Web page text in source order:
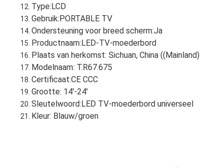
Type:LCD
Gebruik:PORTABLE TV
Ondersteuning voor breed scherm:Ja
Productnaam:LED-TV-moederbord
Plaats van herkomst: Sichuan, China ((Mainland)
Modelnaam: T.R67.675
Certificaat:CE CCC
Grootte: 14'-24'
Sleutelwoord:LED TV-moederbord universeel
Kleur: Blauw/groen